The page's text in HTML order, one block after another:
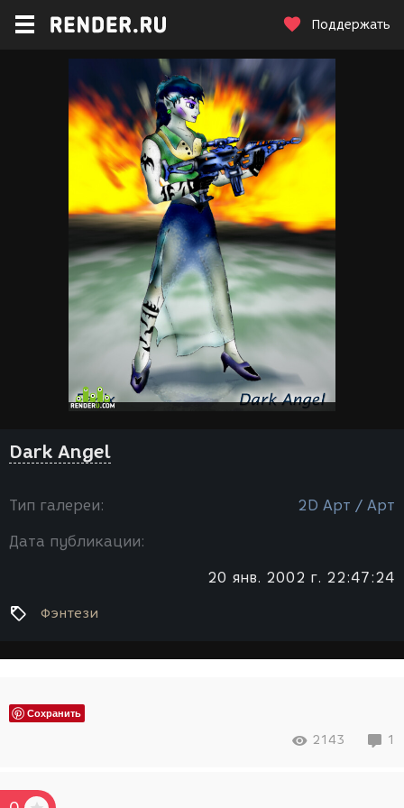
Поддержать
Dark Angel
Тип галереи: 2D Арт / Арт
Дата публикации:
20 янв. 2002 г. 22:47:24
Фэнтези
Сохранить
2143 1